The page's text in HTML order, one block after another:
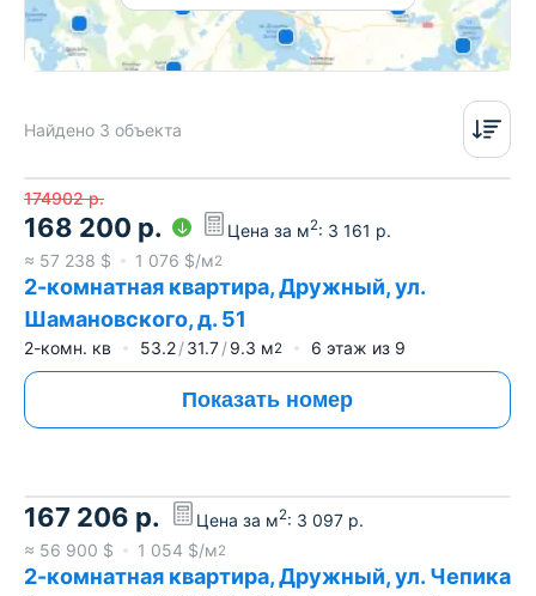
Найдено 3 объекта
174902 р.
168 200 р. Цена за м2: 3 161 р.
≈ 57 238 $ 1 076 $/м2
2-комнатная квартира, Дружный, ул.
Шамановского, д. 51
2-комн. кв 53.2 31.7 9.3 м2 6 этаж из 9
Показать номер
167 206 р. Цена за м2: 3 097 р.
≈ 56 900 $ 1 054 $/м2
2-комнатная квартира, Дружный, ул. Чепика